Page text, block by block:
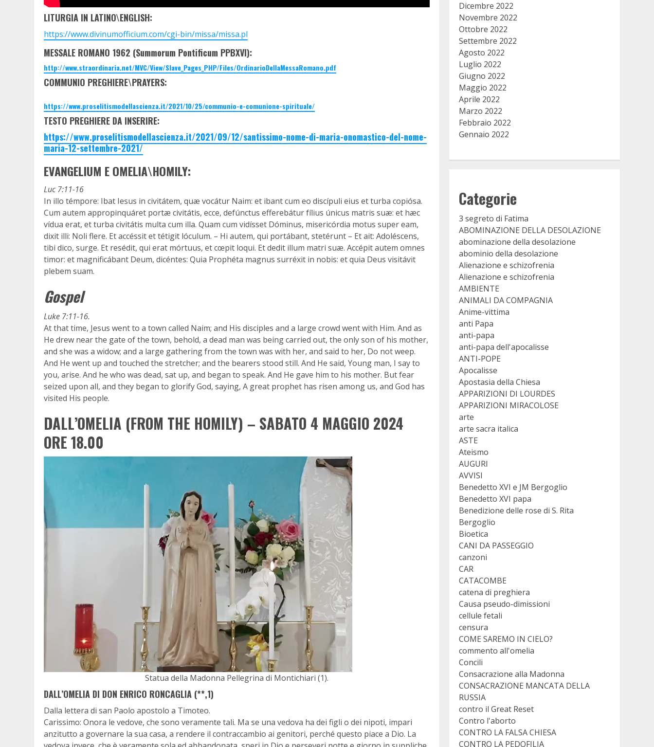
LITURGIA IN LATINO\ENGLISH:
https://www.divinumofficium.com/cgi-bin/missa/missa.pl
MESSALE ROMANO 1962 (Summorum Pontificum PPBXVI):
http://www.straordinaria.net/MVC/View/Slave_Pages_PHP/Files/OrdinarioDellaMessaRomano.pdf
COMMUNIO PREGHIERE\PRAYERS:
https://www.proselitismodellascienza.it/2021/10/25/communio-e-comunione-spirituale/
TESTO PREGHIERE DA INSERIRE:
https://www.proselitismodellascienza.it/2021/09/12/santissimo-nome-di-maria-onomastico-del-nome-
maria-12-settembre-2021/
EVANGELIUM E OMELIA\HOMILY:
Luc 7:11-16
In illo témpore: Ibat Iesus in civitátem, quæ vocátur Naim: et ibant cum eo discípuli eius et turba copiósa.
Cum autem appropinquáret portæ civitátis, ecce, defúnctus efferebátur fílius únicus matris suæ: et hæc
vídua erat, et turba civitátis multa cum illa. Quam cum vidísset Dóminus, misericórdia motus super eam,
dixit illi: Noli flere. Et accéssit et tétigit lóculum. – Hi autem, qui portábant, stetérunt – Et ait: Adoléscens,
tibi dico, surge. Et resédit, qui erat mórtuus, et cœpit loqui. Et dedit illum matri suæ. Accépit autem omnes
timor: et magnificábant Deum, dicéntes: Quia Prophéta magnus surréxit in nobis: et quia Deus visitávit
plebem suam.
Gospel
Luke 7:11-16.
At that time, Jesus went to a town called Naim; and His disciples and a large crowd went with Him. And as
He drew near the gate of the town, behold, a dead man was being carried out, the only son of his mother,
and she was a widow; and a large gathering from the town was with her, and said to her, Do not weep.
And He went up and touched the stretcher; and the bearers stood still. And He said, Young man, I say to
you, arise. And he who was dead, sat up, and began to speak. And He gave him to his mother. But fear
seized upon all, and they began to glorify God, saying, A great prophet has risen among us, and God has
visited His people.
DALL’OMELIA (FROM THE HOMILY) – SABATO 4 MAGGIO 2024
ORE 18.00
Statua della Madonna Pellegrina di Montichiari (1).
DALL’OMELIA DI DON ENRICO RONCAGLIA (**,1)
Dalla lettera di san Paolo apostolo a Timoteo.
Carissimo: Onora le vedove, che sono veramente tali. Ma se una vedova ha dei figli o dei nipoti, impari
anzitutto a governare la sua casa, a rendere il contraccambio ai genitori, perché questo piace a Dio. La
Dicembre 2022
Novembre 2022
Ottobre 2022
Settembre 2022
Agosto 2022
Luglio 2022
Giugno 2022
Maggio 2022
Aprile 2022
Marzo 2022
Febbraio 2022
Gennaio 2022
Categorie
3 segreto di Fatima
ABOMINAZIONE DELLA DESOLAZIONE
abominazione della desolazione
abominio della desolazione
Alienazione e schizofrenia
Alienazione e schizofrenia
AMBIENTE
ANIMALI DA COMPAGNIA
Anime-vittima
anti Papa
anti-papa
anti-papa dell'apocalisse
ANTI-POPE
Apocalisse
Apostasia della Chiesa
APPARIZIONI DI LOURDES
APPARIZIONI MIRACOLOSE
arte
arte sacra italica
ASTE
Ateismo
AUGURI
AVVISI
Benedetto XVI e JM Bergoglio
Benedetto XVI papa
Benedizione delle rose di S. Rita
Bergoglio
Bioetica
CANI DA PASSEGGIO
canzoni
CAR
CATACOMBE
catena di preghiera
Causa pseudo-dimissioni
cellule fetali
censura
COME SAREMO IN CIELO?
commento all'omelia
Concili
Consacrazione alla Madonna
CONSACRAZIONE MANCATA DELLA
RUSSIA
contro il Great Reset
Contro l'aborto
CONTRO LA FALSA CHIESA
CONTRO LA PEDOFILIA